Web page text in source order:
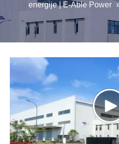
energije | E-Able Power